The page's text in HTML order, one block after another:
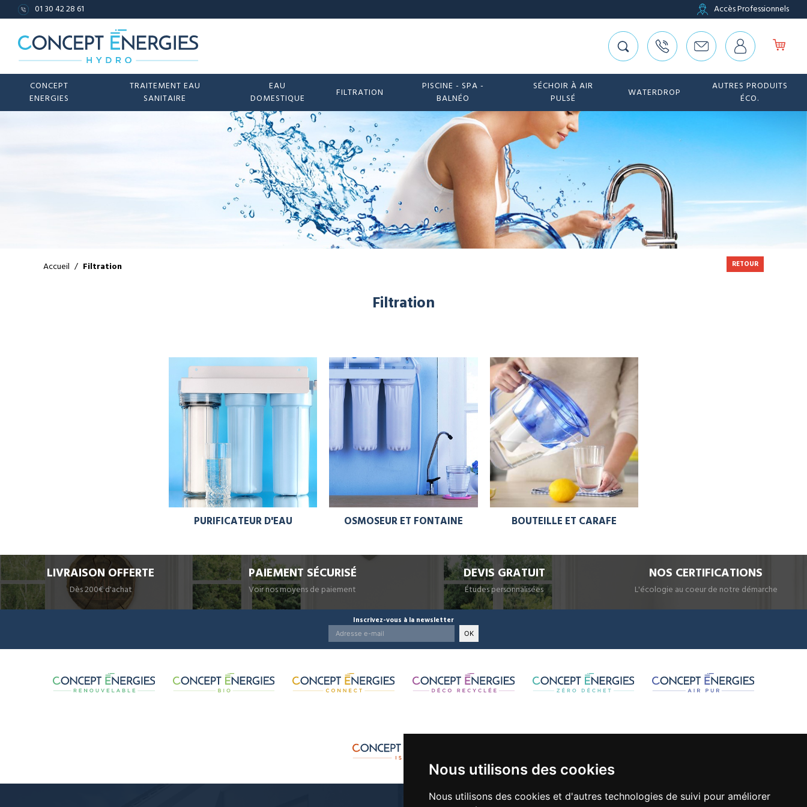
Nous utilisons des cookies
Nous utilisons des cookies et d'autres technologies de suivi pour améliorer
01 30 42 28 61 Accès Professionnels
CONCEPT
ENERGIES
TRAITEMENT EAU
SANITAIRE
EAU
DOMESTIQUE
FILTRATION
PISCINE - SPA -
BALNÉO
SÉCHOIR À AIR
PULSÉ
WATERDROP
AUTRES PRODUITS
ÉCO.
Accueil / Filtration RETOUR
Filtration
PURIFICATEUR D'EAU OSMOSEUR ET FONTAINE BOUTEILLE ET CARAFE
LIVRAISON OFFERTE
Dès 200€ d'achat
PAIEMENT SÉCURISÉ
Voir nos moyens de paiement
DEVIS GRATUIT
Études personnalisées
NOS CERTIFICATIONS
L'écologie au coeur de notre démarche
Inscrivez-vous à la newsletter
OK